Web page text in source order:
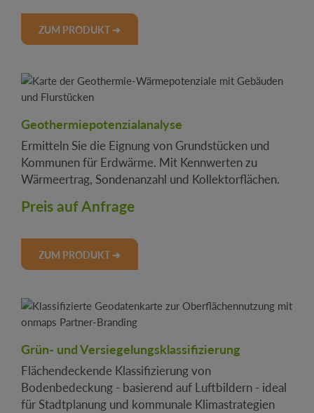
ZUM PRODUKT ➔
Geothermiepotenzialanalyse
Ermitteln Sie die Eignung von Grundstücken und
Kommunen für Erdwärme. Mit Kennwerten zu
Wärmeertrag, Sondenanzahl und Kollektorflächen.
Preis auf Anfrage
ZUM PRODUKT ➔
Grün- und Versiegelungsklassifizierung
Flächendeckende Klassifizierung von
Bodenbedeckung - basierend auf Luftbildern - ideal
für Stadtplanung und kommunale Klimastrategien